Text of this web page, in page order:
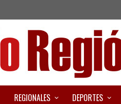
REGIONALES DEPORTES